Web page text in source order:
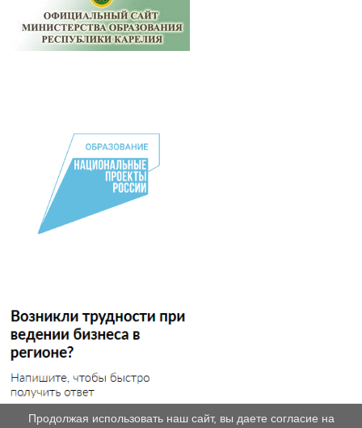
Продолжая использовать наш сайт, вы даете согласие на